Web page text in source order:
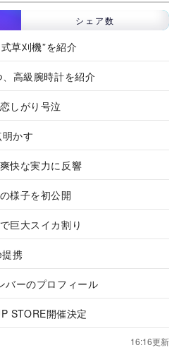
シェア数
草刈機”を紹介
高級腕時計を紹介
しがり号泣
かす
快な実力に反響
様子を初公開
巨大スイカ割り
携
バーのプロフィール
STORE開催決定
16:16更新